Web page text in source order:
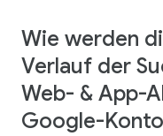
Wie werden
Verlauf der
Web- & App-
Google-